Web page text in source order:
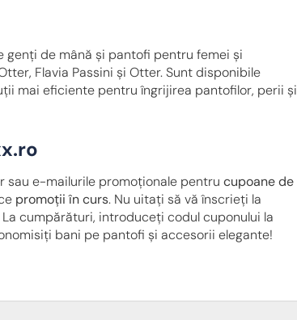
genți de mână și pantofi pentru femei și
Flavia Passini și Otter. Sunt disponibile
mai eficiente pentru îngrijirea pantofilor, perii și
sau e-mailurile promoționale pentru cupoane de
promoții în curs. Nu uitați să vă înscrieți la
La cumpărături, introduceți codul cuponului la
bani pe pantofi și accesorii elegante!